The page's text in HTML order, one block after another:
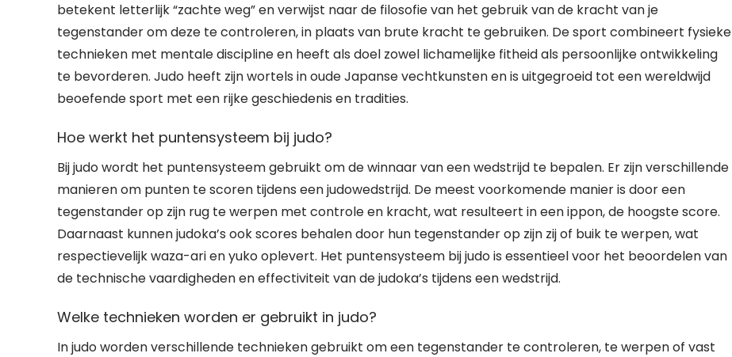
betekent letterlijk “zachte weg” en verwijst naar de filosofie van het gebruik van de kracht van je
tegenstander om deze te controleren, in plaats van brute kracht te gebruiken. De sport combineert fysieke
technieken met mentale discipline en heeft als doel zowel lichamelijke fitheid als persoonlijke ontwikkeling
te bevorderen. Judo heeft zijn wortels in oude Japanse vechtkunsten en is uitgegroeid tot een wereldwijd
beoefende sport met een rijke geschiedenis en tradities.
Hoe werkt het puntensysteem bij judo?
Bij judo wordt het puntensysteem gebruikt om de winnaar van een wedstrijd te bepalen. Er zijn verschillende
manieren om punten te scoren tijdens een judowedstrijd. De meest voorkomende manier is door een
tegenstander op zijn rug te werpen met controle en kracht, wat resulteert in een ippon, de hoogste score.
Daarnaast kunnen judoka’s ook scores behalen door hun tegenstander op zijn zij of buik te werpen, wat
respectievelijk waza-ari en yuko oplevert. Het puntensysteem bij judo is essentieel voor het beoordelen van
de technische vaardigheden en effectiviteit van de judoka’s tijdens een wedstrijd.
Welke technieken worden er gebruikt in judo?
In judo worden verschillende technieken gebruikt om een tegenstander te controleren, te werpen of vast